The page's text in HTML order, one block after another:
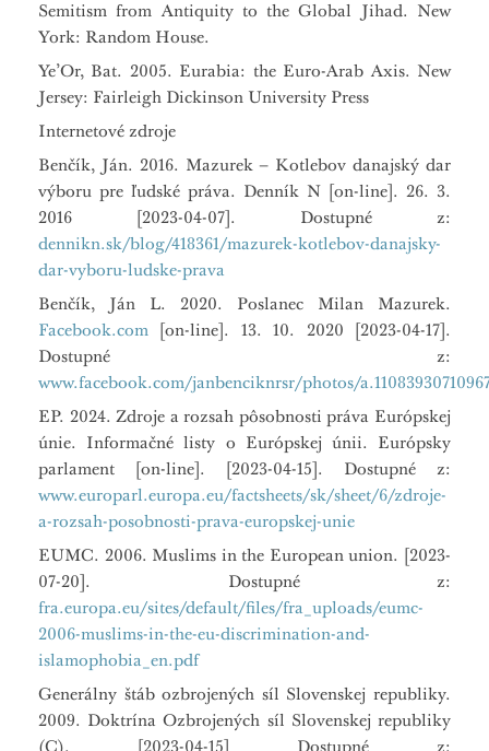
Semitism from Antiquity to the Global Jihad. New
York: Random House.
Ye’Or, Bat. 2005. Eurabia: the Euro-Arab Axis. New
Jersey: Fairleigh Dickinson University Press
Internetové zdroje
Benčík, Ján. 2016. Mazurek – Kotlebov danajský dar
výboru pre ľudské práva. Denník N [on-line]. 26. 3.
2016 [2023-04-07]. Dostupné z:
dennikn.sk/blog/418361/mazurek-kotlebov-danajsky-
dar-vyboru-ludske-prava
Benčík, Ján L. 2020. Poslanec Milan Mazurek.
Facebook.com [on-line]. 13. 10. 2020 [2023-04-17].
Dostupné z:
www.facebook.com/janbenciknrsr/photos/
EP. 2024. Zdroje a rozsah pôsobnosti práva Európskej
únie. Informačné listy o Európskej únii. Európsky
parlament [on-line]. [2023-04-15]. Dostupné z:
www.europarl.europa.eu/factsheets/sk/sheet/6/zdroje-
a-rozsah-posobnosti-prava-europskej-unie
EUMC. 2006. Muslims in the European union. [2023-
07-20]. Dostupné z:
fra.europa.eu/sites/default/files/fra_uploads/eumc-
2006-muslims-in-the-eu-discrimination-and-
islamophobia_en.pdf
Generálny štáb ozbrojených síl Slovenskej republiky.
2009. Doktrína Ozbrojených síl Slovenskej republiky
(C). [2023-04-15] Dostupné z: